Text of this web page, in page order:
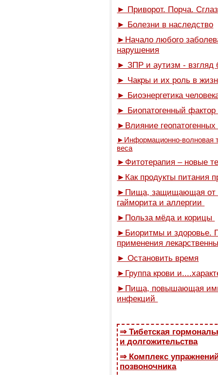
► Приворот. Порча.
► Болезни в наследство
►Начало любого
нарушения
► ЗПР и аутизм - взгляд
► Чакры и их роль в
► Биоэнергетика
► Биопатогенный фактор
►Влияние
►Информационно-волновая
веса
►Фитотерапия – новые
►Как продукты питания
►Пища, защищающая от
гайморита и аллергии
►Польза мёда и корицы
►Биоритмы и здоровье.
применения
► Остановить время
►Группа крови
►Пища, повышающая
инфекций
⇒ Тибетская
и долгожительства
⇒ Комплекс
позвоночника